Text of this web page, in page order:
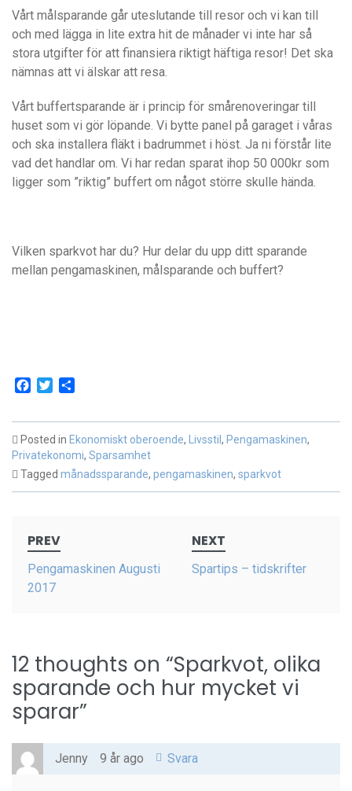
Vårt målsparande går uteslutande till resor och vi kan till
och med lägga in lite extra hit de månader vi inte har så
stora utgifter för att finansiera riktigt häftiga resor! Det ska
nämnas att vi älskar att resa.
Vårt buffertsparande är i princip för smårenoveringar till
huset som vi gör löpande. Vi bytte panel på garaget i våras
och ska installera fläkt i badrummet i höst. Ja ni förstår lite
vad det handlar om. Vi har redan sparat ihop 50 000kr som
ligger som ”riktig” buffert om något större skulle hända.
Vilken sparkvot har du? Hur delar du upp ditt sparande
mellan pengamaskinen, målsparande och buffert?
Facebook
Twitter
Posted in Ekonomiskt oberoende, Livsstil , Pengamaskinen,
Privatekonomi, Sparsamhet
Tagged månadssparande, pengamaskinen, sparkvot
navigation
PREV
Pengamaskinen Augusti
2017
NEXT
Spartips – tidskrifter
12 thoughts on “Sparkvot, olika
sparande och hur mycket vi
sparar”
Jenny 9 år ago Svara